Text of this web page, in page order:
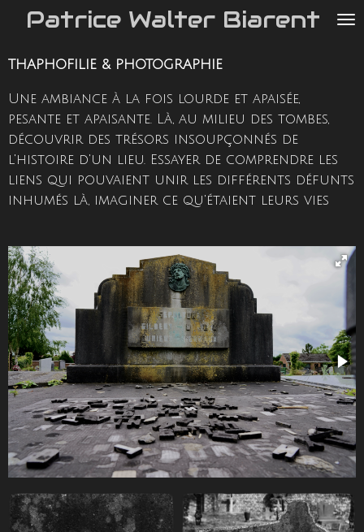
Passer
contenu
Patrice Walter Biarent
THAPHOFILIE & PHOTOGRAPHIE
Une ambiance à la fois lourde et apaisée,
pesante et apaisante. Là, au milieu des tombes,
découvrir des trésors insoupçonnés de
l'histoire d'un lieu. Essayer de comprendre les
liens qui pouvaient unir les différents défunts
inhumés là, imaginer ce qu'étaient leurs vies